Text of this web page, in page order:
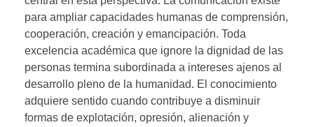
para ampliar capacidades humanas de comprensión,
cooperación, creación y emancipación. Toda
excelencia académica que ignore la dignidad de las
personas termina subordinada a intereses ajenos al
desarrollo pleno de la humanidad. El conocimiento
adquiere sentido cuando contribuye a disminuir
formas de explotación, opresión, alienación y